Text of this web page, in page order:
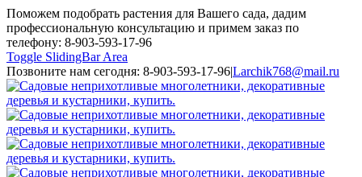
Поможем подобрать растения для Вашего сада, дадим
профессиональную консультацию и примем заказ по
телефону: 8-903-593-17-96
Toggle SlidingBar Area
Позвоните нам сегодня: 8-903-593-17-96|Larchik768@mail.ru